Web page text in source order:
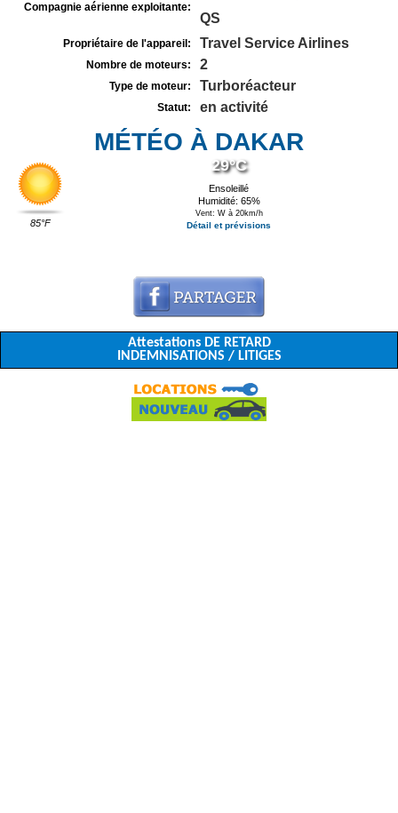
Compagnie aérienne exploitante:
QS
Propriétaire de l'appareil: Travel Service Airlines
Nombre de moteurs: 2
Type de moteur: Turboréacteur
Statut: en activité
MÉTÉO À DAKAR
85°F
29°C
Ensoleillé
Humidité: 65%
Vent: W à 20km/h
Détail et prévisions
Attestations DE RETARD
INDEMNISATIONS / LITIGES